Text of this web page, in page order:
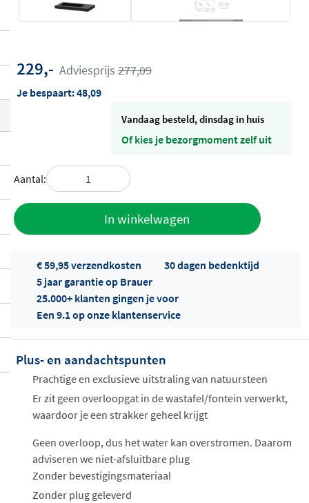
229,- Adviesprijs 277,09
Je bespaart:48,09
vandaag besteld, dinsdag in huis
Of kies je bezorgmoment zelf uit
Aantal:
In winkelwagen
Offertes
ophalen...
€ 59,95 verzendkosten
30 dagen bedenktijd
5 jaar garantie op Brauer
25.000+ klanten gingen je voor
Een 9.1 op onze klantenservice
Plus- en aandachtspunten
Prachtige en exclusieve uitstraling van natuursteen
Er zit geen overloopgat in de wastafel/fontein verwerkt,
waardoor je een strakker geheel krijgt
Geen overloop, dus het water kan overstromen. Daarom
adviseren we niet-afsluitbare plug
Zonder bevestigingsmateriaal
Zonder plug geleverd